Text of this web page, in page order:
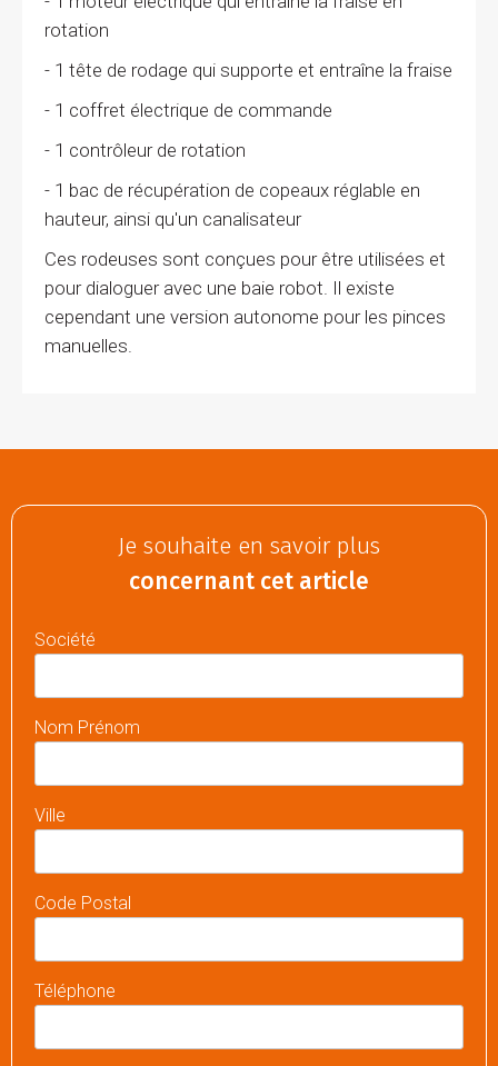
rotation
- 1 tête de rodage qui supporte et entraîne la fraise
- 1 coffret électrique de commande
- 1 contrôleur de rotation
- 1 bac de récupération de copeaux réglable en
hauteur, ainsi qu'un canalisateur
Ces rodeuses sont conçues pour être utilisées et
pour dialoguer avec une baie robot. Il existe
cependant une version autonome pour les pinces
manuelles.
Je souhaite en savoir plus
concernant cet article
Société
Nom Prénom
Ville
Code Postal
Téléphone